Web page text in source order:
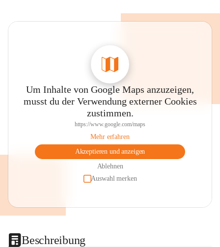
Um Inhalte von Google Maps anzuzeigen,
musst du der Verwendung externer Cookies
zustimmen.
https://www.google.com/maps
Mehr erfahren
Akzeptieren und anzeigen
Ablehnen
Auswahl merken
Beschreibung